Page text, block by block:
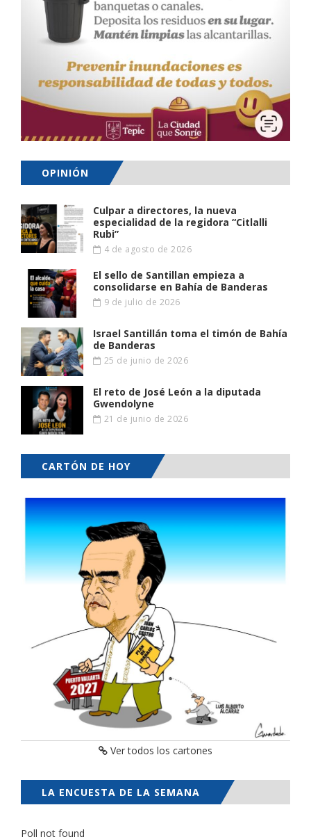
OPINIÓN
Culpar a directores, la nueva
especialidad de la regidora “Citlalli
Rubi”
4 de agosto de 2026
El sello de Santillan empieza a
consolidarse en Bahía de Banderas
9 de julio de 2026
Israel Santillán toma el timón de Bahía
de Banderas
25 de junio de 2026
El reto de José León a la diputada
Gwendolyne
21 de junio de 2026
CARTÓN DE HOY
Ver todos los cartones
LA ENCUESTA DE LA SEMANA
Poll not found